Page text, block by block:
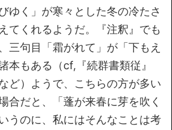
ゆく」が寒々とした冬の冷たさ
てくれるようだ。『注釈』でも
三句目「霜がれて」が「下もえ
本もある（cf,『続群書類従』
ど）ようで、こちらの方が多い
合だと、「蓬が来春に芽を吹く
うのに、私にはそんなことは考